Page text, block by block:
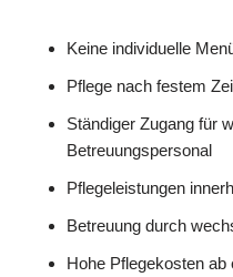
Keine individuelle
Pflege nach festem
Ständiger Zugang für
Betreuungspersonal
Pflegeleistungen
Betreuung durch
Hohe Pflegekosten